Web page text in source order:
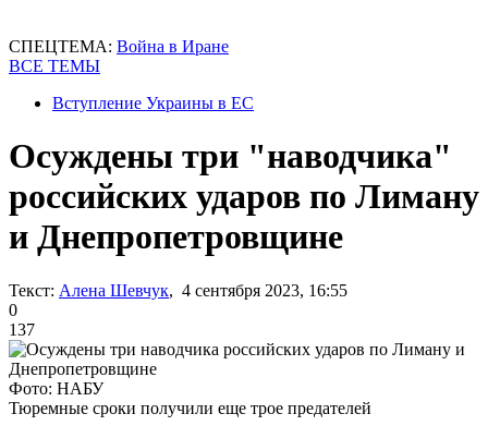
СПЕЦТЕМА: Война в Иране
ВСЕ ТЕМЫ
Вступление Украины в ЕС
Осуждены три "наводчика"
российских ударов по Лиману
и Днепропетровщине
Текст: Алена Шевчук, 4 сентября 2023, 16:55
0
137
Фото: НАБУ
Тюремные сроки получили еще трое предателей